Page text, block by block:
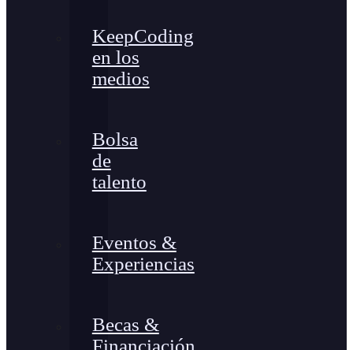
KeepCoding
en los
medios
Bolsa
de
talento
Eventos &
Experiencias
Becas &
Financiación